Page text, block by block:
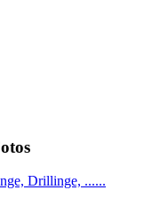
Drillinge, ......